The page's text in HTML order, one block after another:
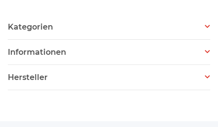
Kategorien
Informationen
Hersteller